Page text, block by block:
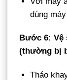
dùng
Bước 6: Vệ
(thường bị
Tháo